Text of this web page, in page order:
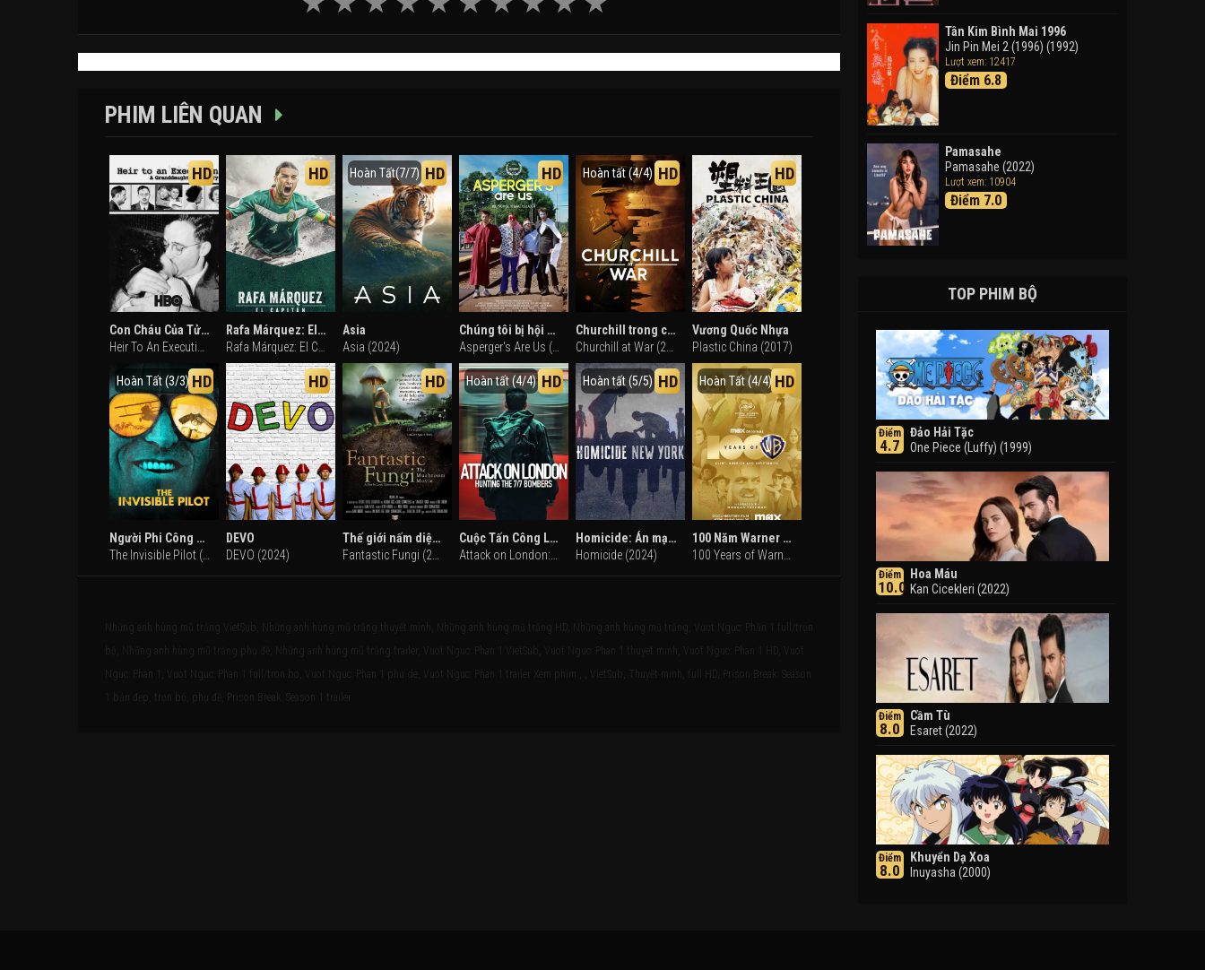
PHIM LIÊN QUAN
HD
Con Cháu Của Tử Tù Câu Chuyện Của Người Cháu Gái
HD
Rafa Márquez: El capitán
Hoàn Tất(7/7) HD
Asia
Asia (2024)
HD
Chúng tôi bị hội chứng tự kỷ
Hoàn tất (4/4) HD
Churchill trong chiến tranh
HD
Vương Quốc Nhựa
Plastic China (2017)
Hoàn Tất (3/3) HD
Người Phi Công Vô Hình
HD
DEVO
DEVO (2024)
HD
Thế giới nấm diệu kỳ
Hoàn tất (4/4) HD
Cuộc Tấn Công London: Săn Lùng Thủ Phạm Đánh Bom 7/7
Hoàn tất (5/5) HD
Homicide: Án mạng
Homicide (2024)
Hoàn Tất (4/4) HD
100 Năm Warner Bros. Những Điều Tạo Nên Giấc Mơ
Những anh hùng mũ trắng VietSub, Những anh hùng mũ trắng thuyết minh, Những anh hùng mũ trắng HD, Những anh hùng mũ trắng, Vượt Ngục: Phần 1 full/trọn
bộ, Những anh hùng mũ trắng phụ đề, Những anh hùng mũ trắng trailer, Vuot Nguc: Phan 1 VietSub, Vuot Nguc: Phan 1 thuyet minh, Vuot Nguc: Phan 1 HD, Vuot
Nguc: Phan 1, Vuot Nguc: Phan 1 full/tron bo, Vuot Nguc: Phan 1 phu de, Vuot Nguc: Phan 1 trailer Xem phim , , VietSub, Thuyết minh, full HD, Prison Break: Season
1 bản đẹp, trọn bộ, phụ đề, Prison Break: Season 1 trailer
Tân Kim Bình Mai 1996
Jin Pin Mei 2 (1996) (1992)
Lượt xem: 12417
Điểm 6.8
Pamasahe
Pamasahe (2022)
Lượt xem: 10904
Điểm 7.0
TOP PHIM BỘ
Điểm
4.7
Đảo Hải Tặc
One Piece (Luffy) (1999)
Điểm
10.0
Hoa Máu
Kan Cicekleri (2022)
Điểm
8.0
Cầm Tù
Esaret (2022)
Điểm
8.0
Khuyển Dạ Xoa
Inuyasha (2000)